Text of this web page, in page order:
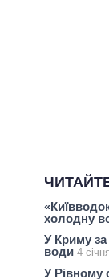
холодну
У Криму за
води 4
У Рівному